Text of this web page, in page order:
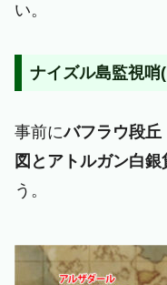
い。
ナイズル島監視哨
事前にバフラウ段丘
図とアトルガン白銀
う。